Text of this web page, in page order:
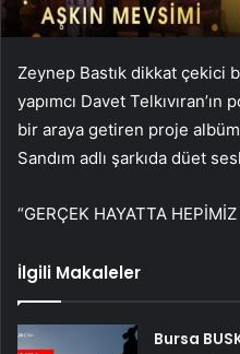
Zeynep Bastık dikkat çekici
yapımcı Davet
bir araya getiren proje
Sandım adlı şarkıda düet
“GERÇEK HAYATTA HEPİMİZ
İlgili Makaleler
Bursa